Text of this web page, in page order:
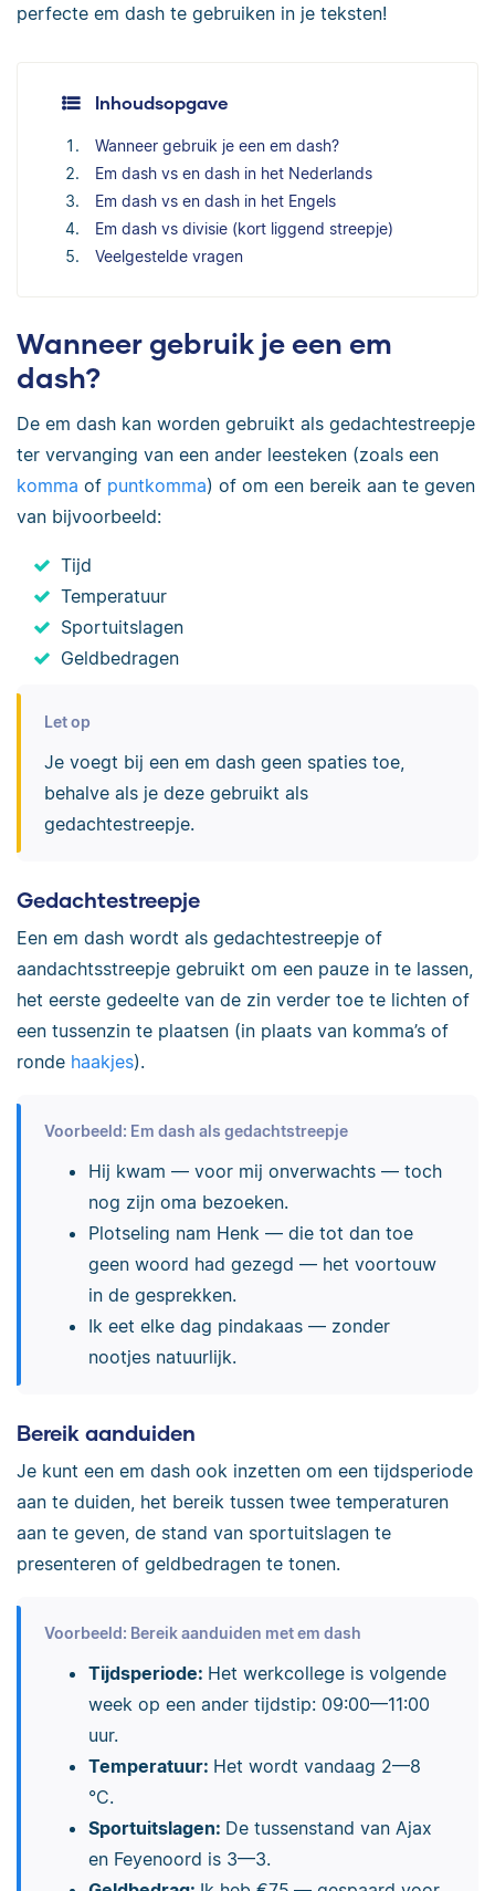
perfecte em dash te gebruiken in je teksten!
Inhoudsopgave
Wanneer gebruik je een em dash?
Em dash vs en dash in het Nederlands
Em dash vs en dash in het Engels
Em dash vs divisie (kort liggend streepje)
Veelgestelde vragen
Wanneer gebruik je een em
dash?
De em dash kan worden gebruikt als gedachtestreepje
ter vervanging van een ander leesteken (zoals een
komma of puntkomma) of om een bereik aan te geven
van bijvoorbeeld:
Tijd
Temperatuur
Sportuitslagen
Geldbedragen
Let op
Je voegt bij een em dash geen spaties toe,
behalve als je deze gebruikt als
gedachtestreepje.
Gedachtestreepje
Een em dash wordt als gedachtestreepje of
aandachtsstreepje gebruikt om een pauze in te lassen,
het eerste gedeelte van de zin verder toe te lichten of
een tussenzin te plaatsen (in plaats van komma’s of
ronde haakjes).
Voorbeeld: Em dash als gedachtstreepje
Hij kwam — voor mij onverwachts — toch
nog zijn oma bezoeken.
Plotseling nam Henk — die tot dan toe
geen woord had gezegd — het voortouw
in de gesprekken.
Ik eet elke dag pindakaas — zonder
nootjes natuurlijk.
Bereik aanduiden
Je kunt een em dash ook inzetten om een tijdsperiode
aan te duiden, het bereik tussen twee temperaturen
aan te geven, de stand van sportuitslagen te
presenteren of geldbedragen te tonen.
Voorbeeld: Bereik aanduiden met em dash
Tijdsperiode: Het werkcollege is volgende
week op een ander tijdstip: 09:00—11:00
uur.
Temperatuur: Het wordt vandaag 2—8
°C.
Sportuitslagen: De tussenstand van Ajax
en Feyenoord is 3—3.